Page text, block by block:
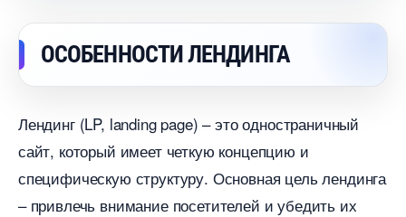
ОСОБЕННОСТИ ЛЕНДИНГА
Лендинг (LP, landing page) – это одностраничный
сайт, который имеет четкую концепцию и
специфическую структуру.​ Основная цель лендинга
– привлечь внимание посетителей и убедить их